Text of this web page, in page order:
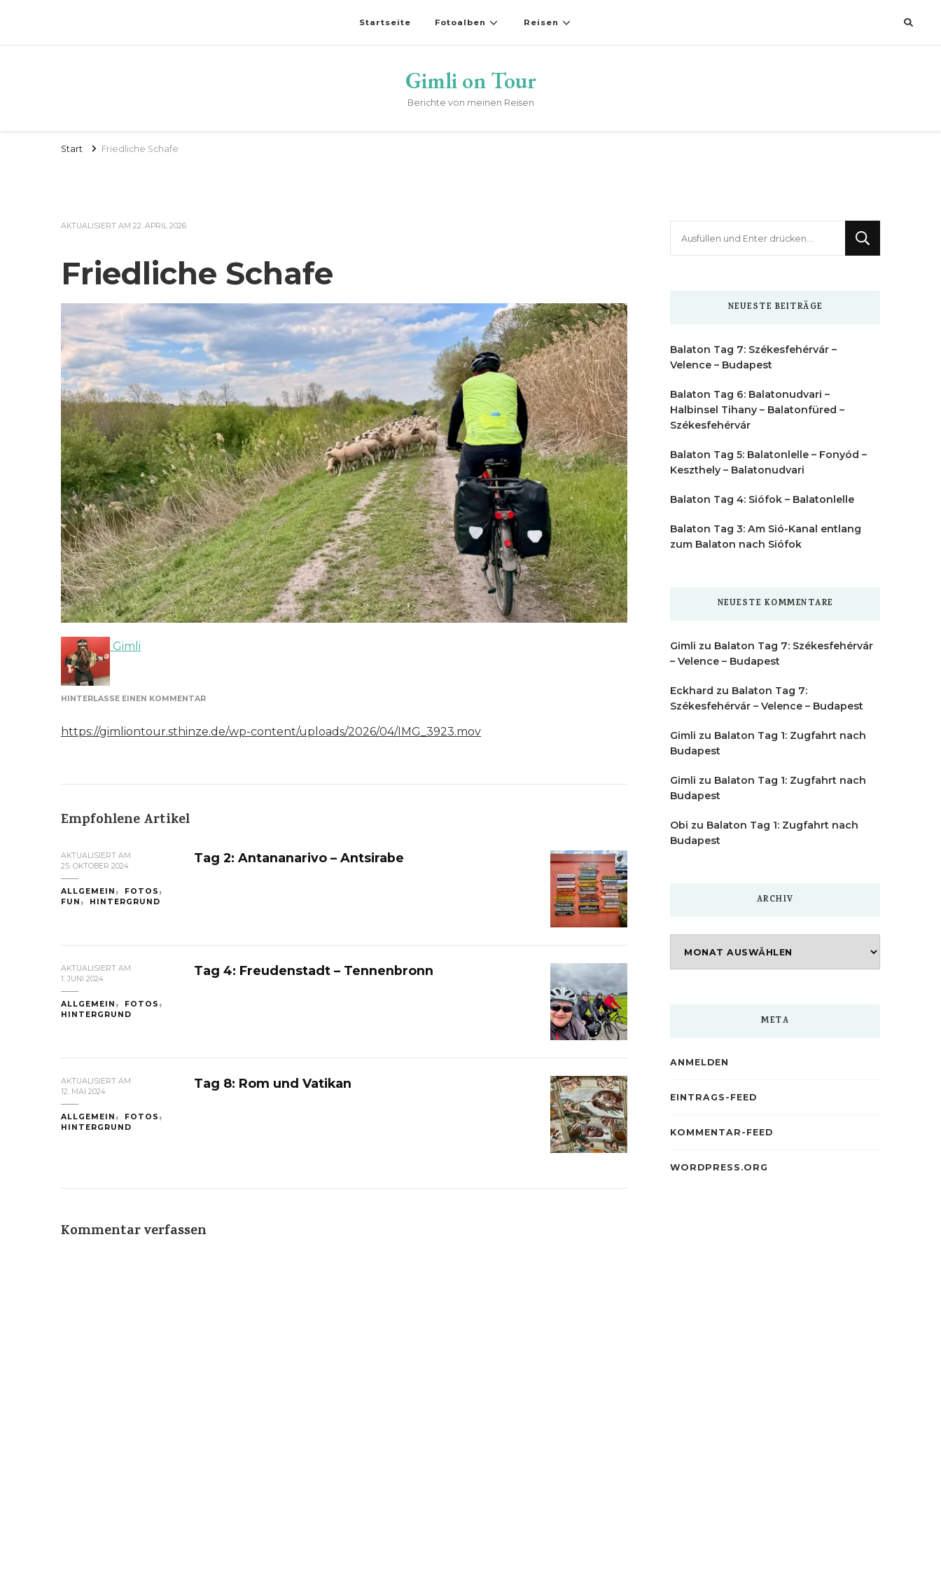
Startseite Fotoalben Reisen
Gimli on Tour
Berichte von meinen Reisen
Start Friedliche Schafe
AKTUALISIERT AM 22. APRIL 2026
Friedliche Schafe
Gimli
HINTERLASSE EINEN KOMMENTARZU
https://gimliontour.sthinze.de/wp-content/uploads/2026/04/IMG_3923.mov
Empfohlene Artikel
AKTUALISIERT AM
25. OKTOBER 2024
ALLGEMEIN
FOTOS
FUN
HINTERGRUND
Tag 2: Antananarivo – Antsirabe
AKTUALISIERT AM
1. JUNI 2024
ALLGEMEIN
FOTOS
HINTERGRUND
Tag 4: Freudenstadt – Tennenbronn
AKTUALISIERT AM
12. MAI 2024
ALLGEMEIN
FOTOS
HINTERGRUND
Tag 8: Rom und Vatikan
Kommentar verfassen
NEUESTE BEITRÄGE
Balaton Tag 7: Székesfehérvár –
Velence – Budapest
Balaton Tag 6: Balatonudvari –
Halbinsel Tihany – Balatonfüred –
Székesfehérvár
Balaton Tag 5: Balatonlelle – Fonyód –
Keszthely – Balatonudvari
Balaton Tag 4: Siófok – Balatonlelle
Balaton Tag 3: Am Sió-Kanal entlang
zum Balaton nach Siófok
NEUESTE KOMMENTARE
Gimli zu Balaton Tag 7: Székesfehérvár
– Velence – Budapest
Eckhard zu Balaton Tag 7:
Székesfehérvár – Velence – Budapest
Gimli zu Balaton Tag 1: Zugfahrt nach
Budapest
Gimli zu Balaton Tag 1: Zugfahrt nach
Budapest
Obi zu Balaton Tag 1: Zugfahrt nach
Budapest
ARCHIV
META
ANMELDEN
EINTRAGS-FEED
KOMMENTAR-FEED
WORDPRESS.ORG